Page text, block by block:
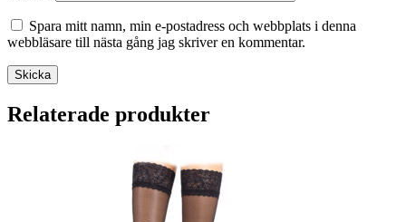
Spara mitt namn, min e-postadress och webbplats i denna
webbläsare till nästa gång jag skriver en kommentar.
Skicka
Relaterade produkter